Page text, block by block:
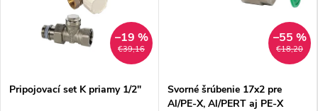
€39,16
–19 %
Pripojovací set K priamy 1/2"
€18,20
–55 %
Svorné šrúbenie 17x2 pre
Al/PE-X, Al/PERT aj PE-X